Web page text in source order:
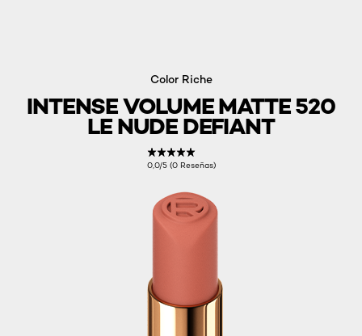
Color Riche
INTENSE VOLUME MATTE 520
LE NUDE DEFIANT
0,0/5 (0 Reseñas)